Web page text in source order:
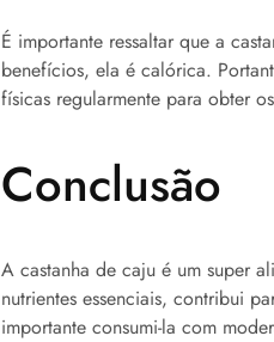
É importante ressaltar que a
benefícios, ela é calórica.
físicas regularmente para obter
Conclusão
A castanha de caju é um super
nutrientes essenciais, contribui
importante consumi-la com